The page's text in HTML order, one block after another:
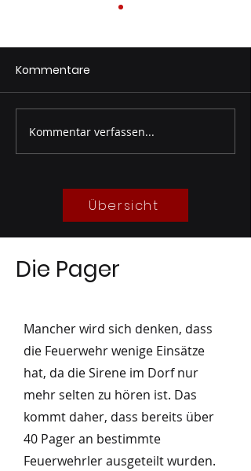
Sandsackabfüllung
Unwettervorsorge
Kommentare
Kommentar verfassen...
Übersicht
Die Pager
Mancher wird sich denken, dass
die Feuerwehr wenige Einsätze
hat, da die Sirene im Dorf nur
mehr selten zu hören ist. Das
kommt daher, dass bereits über
40 Pager an bestimmte
Feuerwehrler ausgeteilt wurden.